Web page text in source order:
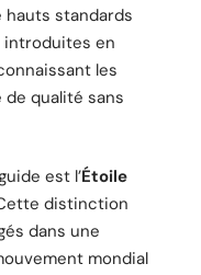
standards
introduites en
les
qualité sans
est l’Étoile
distinction
dans une
mondial